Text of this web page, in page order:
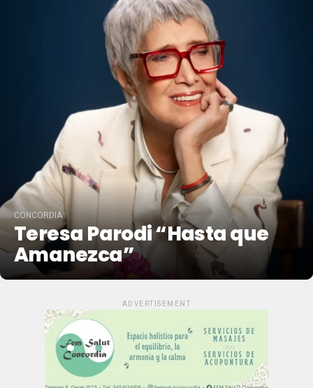
CONCORDIA
Teresa Parodi “Hasta que
Amanezca”
ADVERTISEMENT